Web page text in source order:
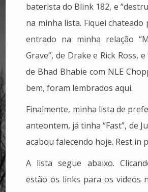
baterista do Blink 182, e
na minha lista. Fiquei
entrado na minha relação
Grave”, de Drake e Rick Ross, e
de Bhad Bhabie com NLE
bem, foram lembrados aqui.
Finalmente, minha lista de
anteontem, já tinha “Fast”, de
acabou falecendo hoje. Rest in
A lista segue abaixo.
estão os links para os videos